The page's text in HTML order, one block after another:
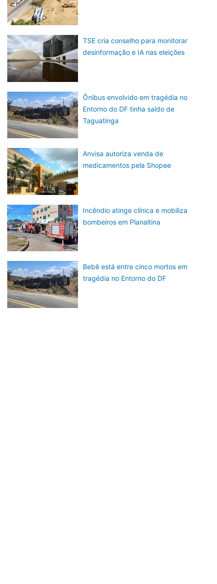
TSE cria conselho para monitorar
desinformação e IA nas eleições
Ônibus envolvido em tragédia no
Entorno do DF tinha saído de
Taguatinga
Anvisa autoriza venda de
medicamentos pela Shopee
Incêndio atinge clínica e mobiliza
bombeiros em Planaltina
Bebê está entre cinco mortos em
tragédia no Entorno do DF